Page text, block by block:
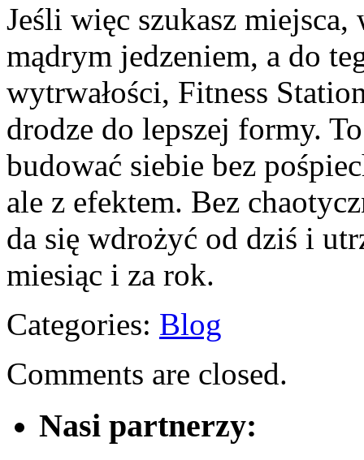
Jeśli więc szukasz
mądrym jedzeniem, a do
wytrwałości, Fitness
drodze do lepszej formy.
budować siebie bez
ale z efektem. Bez
da się wdrożyć od dziś i
miesiąc i za rok.
Categories: Blog
Comments are closed.
Nasi partnerzy: